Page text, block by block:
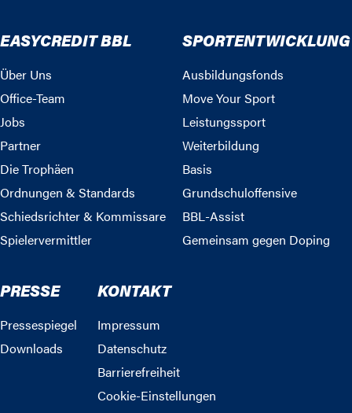
EASYCREDIT BBL
Über Uns
Office-Team
Jobs
Partner
Die Trophäen
Ordnungen & Standards
Schiedsrichter & Kommissare
Spielervermittler
SPORTENTWICKLUNG
Ausbildungsfonds
Move Your Sport
Leistungssport
Weiterbildung
Basis
Grundschuloffensive
BBL-Assist
Gemeinsam gegen Doping
PRESSE
Pressespiegel
Downloads
KONTAKT
Impressum
Datenschutz
Barrierefreiheit
Cookie-Einstellungen